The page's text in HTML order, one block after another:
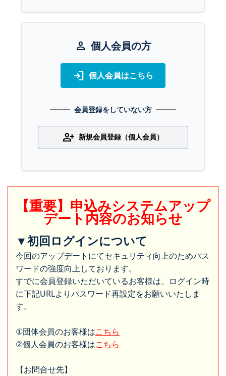
person 個人会員の方
login 個人会員はこちら
会員登録をしていない方
person_add 新規会員登録（個人会員）
【重要】申込みシステムアップ
デート内容のお知らせ
▼初回ログインについて
今回のアップデートにてセキュリティ向上のためパス
ワードの強度向上しております。
すでに会員登録いただいているお客様は、ログイン時
に下記URLよりパスワード再設定をお願いいたしま
す。
①団体会員のお客様はこちら
②個人会員のお客様はこちら
【お問合せ先】